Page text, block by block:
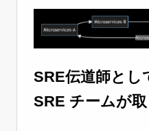
SRE伝道師と
SRE チームが